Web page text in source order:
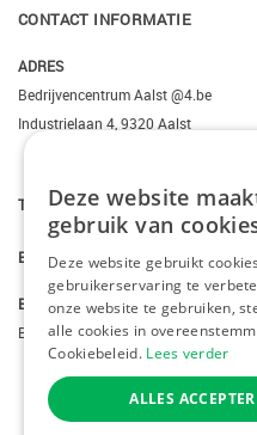
CONTACT INFORMATIE
ADRES
Bedrijvencentrum Aalst @4.be
Industrielaan 4, 9320 Aalst
T. +3223095206
E. info@kiddotravel.be
BTW
BE 0685795740
Deze website
gebruik van
Deze website gebruikt
gebruikerservaring te
onze website te gebruiken,
alle cookies in
Cookiebeleid. Lees verder
ALLES